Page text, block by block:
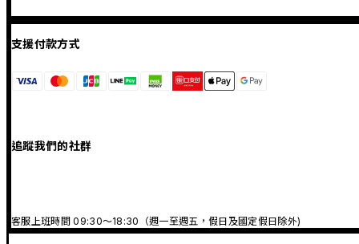
支援付款方式
追蹤我們的社群
客服上班時間 09:30～18:30（週一至週五，假日及國定假日除外)